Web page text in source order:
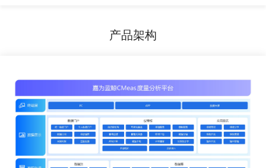
产品架构